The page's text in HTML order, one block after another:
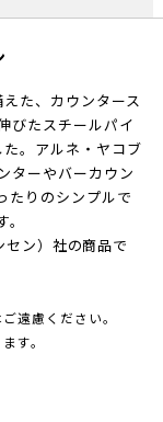
た、カウンタース
びたスチールパイ
。アルネ・ヤコブ
ターやバーカウン
たりのシンプルで
セン）社の商品で
遠慮ください。
す。